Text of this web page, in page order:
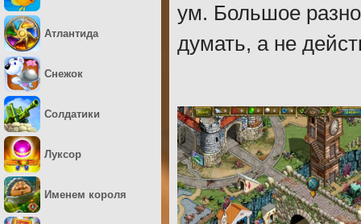
ум. Большое
думать, а не
Атлантида
Снежок
Солдатики
Луксор
Именем короля